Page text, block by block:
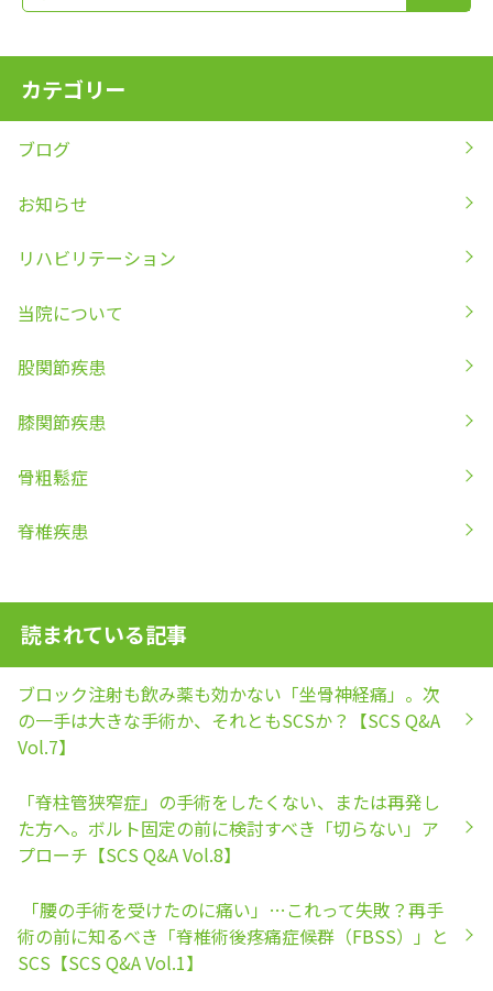
カテゴリー
ブログ
お知らせ
リハビリテーション
当院について
股関節疾患
膝関節疾患
骨粗鬆症
脊椎疾患
読まれている記事
ブロック注射も飲み薬も効かない「坐骨神経痛」。次
の一手は大きな手術か、それともSCSか？【SCS Q&A
Vol.7】
「脊柱管狭窄症」の手術をしたくない、または再発し
た方へ。ボルト固定の前に検討すべき「切らない」ア
プローチ【SCS Q&A Vol.8】
「腰の手術を受けたのに痛い」…これって失敗？再手
術の前に知るべき「脊椎術後疼痛症候群（FBSS）」と
SCS【SCS Q&A Vol.1】